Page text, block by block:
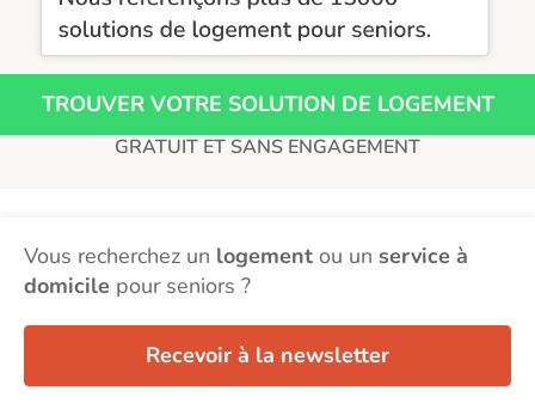
TROUVER VOTRE SOLUTION DE LOGEMENT
GRATUIT ET SANS ENGAGEMENT
Vous recherchez un logement ou un service à
domicile pour seniors ?
Recevoir à la newsletter